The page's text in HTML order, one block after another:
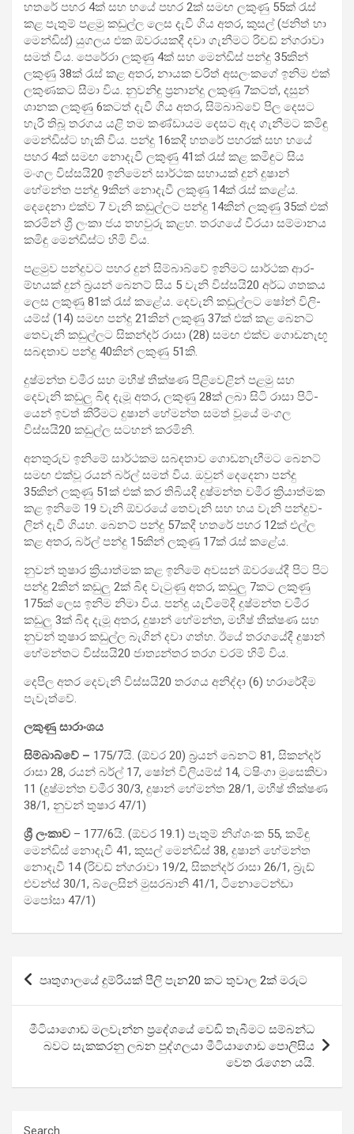
හතරේ පහර 4ක් සහ හයේ පහර 2ක් සමඟ ලකුණු 55ක් රැස්
කළ පැතුම් පළමු කඩුල්ල ලෙස දැවී ගිය අතර, කුසල් (ජනිත් හා
මෙන්ඩිස්) යුග­ලය එක ඕව­ර­ය­කදී දවා ගැනී­මට රිචඩ් න්ගරාවා
සමත් විය. පෙරේරා ලකුණු 4ක් සහ මෙන්ඩිස් පන්දු 35කින්
ලකුණු 38ක් රැස් කළ අතර, නායක චරිත් අස­ලං­කගේ ඉනිම එක්
ලකු­ණ­කට සීමා විය. නුව­නිඳු ප්‍රනාන්දු ලකුණු 7කටත්, දසුන්
ශානක ලකුණු 6කටත් දැවී ගිය අතර, සිම්බාබ්වේ පිල දෙසට
හැරී තිබූ තර­ගය යළි තම කණ්ඩා­යම දෙසට ඇද ගැනීමට කමිඳු
මෙන්ඩිස්ට හැකි විය. පන්දු 16කදී හතරේ පහ­රක් සහ හයේ
පහර 4ක් සමඟ නොදැවී ලකුණු 41ක් රැස් කළ කමි­ඳුට සිය
මංගල විස්සයි20 ඉනි­මෙන් සාර්ථක සහා­යක් දුන් දුෂාන්
හේමන්ත පන්දු 9කින් නොදැවී ලකුණු 14ක් රැස් කළේය.
දෙදෙනා එක්ව 7 වැනි කඩු­ල්ලට පන්දු 14කින් ලකුණු 35ක් එක්
කර­මින් ශ්‍රී ලංකා ජය තහ­වුරු කළහ. තර­ගයේ වීරයා සම්මානය
කමිඳු මෙන්ඩිස්ට හිමි විය.
පළ­මුව පන්දු­වට පහර දුන් සිම්බාබ්වේ ඉනි­මට සාර්ථක ආර­
ම්භ­යක් දුන් බ්‍රයන් බෙනට් සිය 5 වැනි විස්සයි20 අර්ධ ශත­කය
ලෙස ලකුණු 81ක් රැස් කළේය. දෙවැනි කඩු­ල්ලට ෂෝන් විලි­
යම්ස් (14) සමඟ පන්දු 21කින් ලකුණු 37ක් එක් කළ බෙනට්
තෙවැනි කඩු­ල්ලට සික­න්දර් රාසා (28) සමඟ එක්ව ගොඩ­නැඟූ
සබ­ඳ­තාව පන්දු 40කින් ලකුණු 51කි.
දුෂ්මන්ත චමීර සහ මහීෂ් තීක්ෂණ පිළි­වෙ­ළින් පළමු සහ
දෙවැනි කඩුලු බිඳ දැමූ අතර, ලකුණු 28ක් ලබා සිටි රාසා පිටි­
යෙන් ඉවත් කිරී­මට දුෂාන් හේමන්ත සමත් වූයේ මංගල
විස්සයි20 කඩුල්ල සට­හන් කර­මිනි.
අන­තු­රුව ඉනිමේ සාර්ථ­කම සබ­ඳ­තාව ගොඩ­නැ­ඟී­මට බෙනට්
සමඟ එක්වූ රයන් බර්ල් සමත් විය. ඔවුන් දෙදෙනා පන්දු
35කින් ලකුණු 51ක් එක් කර තිබි­යදී දුෂ්මන්ත චමීර ක්‍රියා­ත්මක
කළ ඉනිමේ 19 වැනි ඕව­රයේ තෙවැනි සහ හය වැනි පන්දු­ව­
ලින් දැවී ගියහ. බෙනට් පන්දු 57කදී හතරේ පහර 12ක් එල්ල
කළ අතර, බර්ල් පන්දු 15කින් ලකුණු 17ක් රැස් කළේය.
නුවන් තුෂාර ක්‍රියා­ත්මක කළ ඉනිමේ අව­සන් ඕව­ර­යේදී පිට පිට
පන්දු 2කින් කඩුලු 2ක් බිඳ වැටුණු අතර, කඩුලු 7කට ලකුණු
175ක් ලෙස ඉනිම නිමා විය. පන්දු යැවී­මේදී දුෂ්මන්ත චමීර
කඩුලු 3ක් බිඳ දැමූ අතර, දුෂාන් හේමන්ත, මහීෂ් තීක්ෂණ සහ
නුවන් තුෂාර කඩුල්ල බැගින් දවා ගත්හ. ඊයේ තර­ග­යේදී දුෂාන්
හේම­න්තට විස්සයි20 ජාත්‍ය­න්තර තරග වරම් හිමි විය.
දෙපිල අතර දෙවැනි විස්සයි20 තර­ගය අනිද්දා (6) හරා­රේ­දීම
පැවැත්වේ.
ලකුණු සාරාංශය
සිම්බාබ්වේ – 175/7යි. (ඕවර 20) බ්‍රයන් බෙනට් 81, සික­න්දර්
රාසා 28, රයන් බර්ල් 17, ෂෝන් විලි­යම්ස් 14, ටෂිංගා මුසෙ­කිවා
11 (දුෂ්මන්ත චමීර 30/3, දුෂාන් හේමන්ත 28/1, මහීෂ් තීක්ෂණ
38/1, නුවන් තුෂාර 47/1)
ශ්‍රී ලංකාව – 177/6යි. (ඕවර 19.1) පැතුම් නිශ්ශංක 55, කමිඳු
මෙන්ඩිස් නොදැවී 41, කුසල් මෙන්ඩිස් 38, දුෂාන් හේමන්ත
නොදැවී 14 (රිචඩ් න්ගරාවා 19/2, සික­න්දර් රාසා 26/1, බ්‍රැඩ්
එවන්ස් 30/1, බ්ලෙසින් මුස­ර­බානි 41/1, ටිනො­ටෙන්ඩා
මපෝසා 47/1)
Post
navigation
පෘතුගාලයේ දුම්රියක් පීලි පැන20 කට තුවාල 2ක් මරුට
මීටියාගොඩ මලවැන්න ප්‍රදේශයේ වෙඩි තැබීමට සම්බන්ධ
බවට සැකකරනු ලබන පුද්ගලයා මීටියාගොඩ පොලිසිය
වෙත රැගෙන යයි.
Search